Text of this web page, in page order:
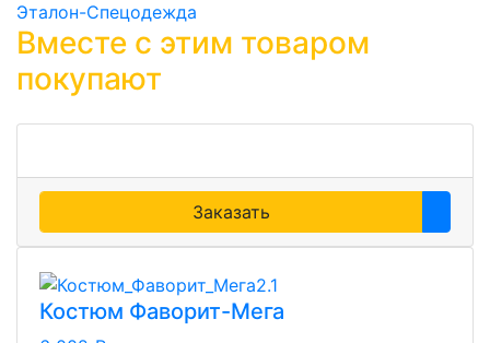
Эталон-Спецодежда
Вместе с этим товаром
покупают
Заказать
Костюм Фаворит-Мега